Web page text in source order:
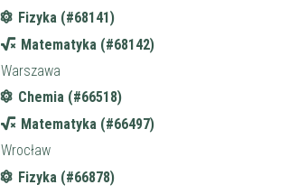
Fizyka (#68141)
Matematyka (#68142)
Warszawa
Chemia (#66518)
Matematyka (#66497)
Wrocław
Fizyka (#66878)